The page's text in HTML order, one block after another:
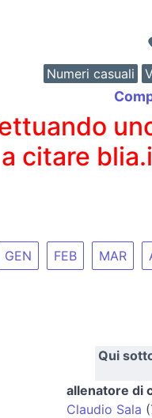
Numeri casuali
a citare
GEN FEB MAR
Qui
allenatore di
Claudio Sala